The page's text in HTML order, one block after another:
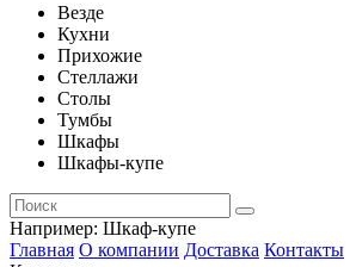
Везде
Кухни
Прихожие
Стеллажи
Столы
Тумбы
Шкафы
Шкафы-купе
Например: Шкаф-купе
Главная О компании Доставка Контакты